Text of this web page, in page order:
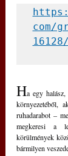
com/
Ha egy
környezetéből,
ruhadarabot –
megkeresi a
körülmények
bármilyen